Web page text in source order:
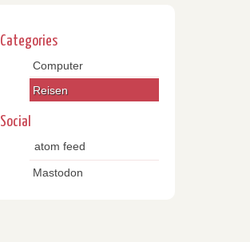
Categories
Computer
Reisen
Social
atom feed
Mastodon